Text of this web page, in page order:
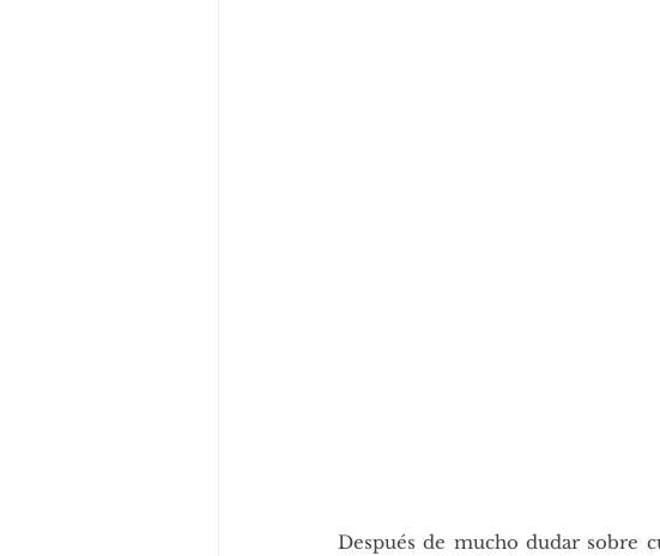
Después de mucho dudar sobre